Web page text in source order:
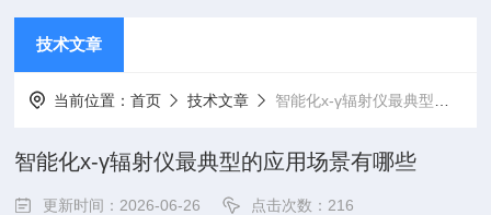
技术文章
当前位置：首页 技术文章 智能化х-γ辐射仪最典型的应用场景有哪些
智能化х-γ辐射仪最典型的应用场景有哪些
更新时间：2026-06-26 点击次数：216